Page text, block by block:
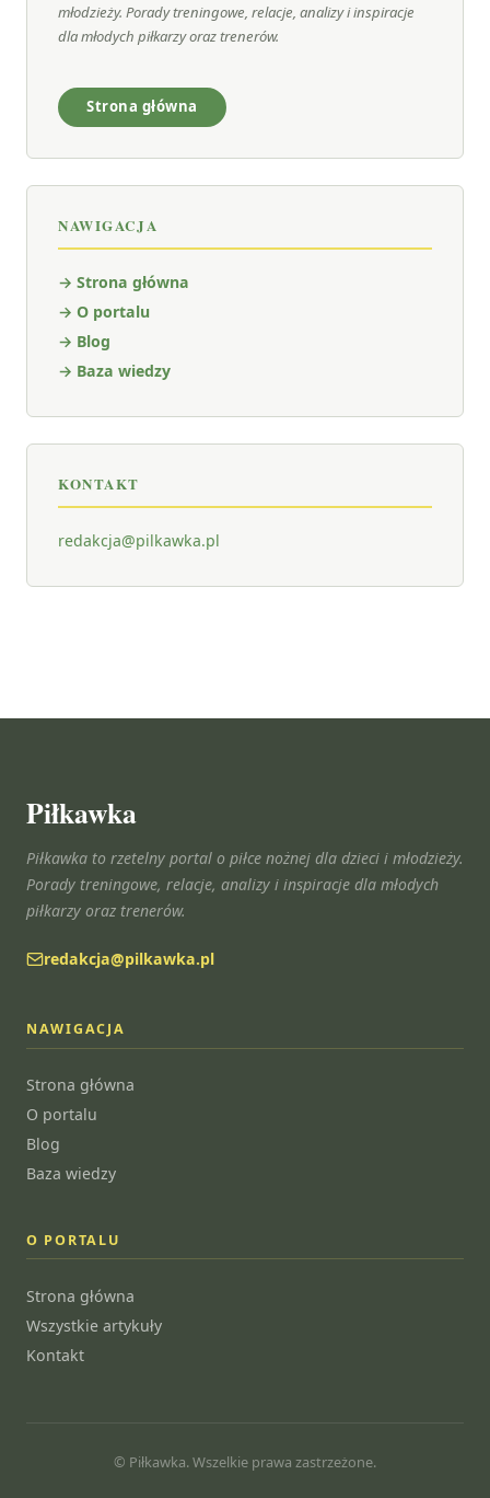
młodzieży. Porady treningowe, relacje, analizy i inspiracje
dla młodych piłkarzy oraz trenerów.
Strona główna
NAWIGACJA
→ Strona główna
→ O portalu
→ Blog
→ Baza wiedzy
KONTAKT
redakcja@pilkawka.pl
Piłkawka
Piłkawka to rzetelny portal o piłce nożnej dla dzieci i młodzieży.
Porady treningowe, relacje, analizy i inspiracje dla młodych
piłkarzy oraz trenerów.
redakcja@pilkawka.pl
NAWIGACJA
Strona główna
O portalu
Blog
Baza wiedzy
O PORTALU
Strona główna
Wszystkie artykuły
Kontakt
© Piłkawka. Wszelkie prawa zastrzeżone.